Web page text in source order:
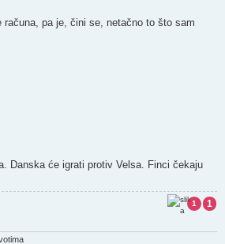
računa, pa je, čini se, netačno to što sam
Danska će igrati protiv Velsa. Finci čekaju
1
1